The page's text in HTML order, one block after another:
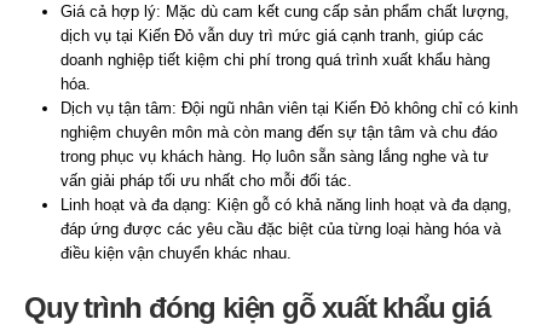
Giá cả hợp lý: Mặc dù cam kết cung cấp sản phẩm chất lượng,
dịch vụ tại Kiến Đỏ vẫn duy trì mức giá cạnh tranh, giúp các
doanh nghiệp tiết kiệm chi phí trong quá trình xuất khẩu hàng
hóa.
Dịch vụ tận tâm: Đội ngũ nhân viên tại Kiến Đỏ không chỉ có kinh
nghiệm chuyên môn mà còn mang đến sự tận tâm và chu đáo
trong phục vụ khách hàng. Họ luôn sẵn sàng lắng nghe và tư
vấn giải pháp tối ưu nhất cho mỗi đối tác.
Linh hoạt và đa dạng: Kiện gỗ có khả năng linh hoạt và đa dạng,
đáp ứng được các yêu cầu đặc biệt của từng loại hàng hóa và
điều kiện vận chuyển khác nhau.
Quy trình đóng kiện gỗ xuất khẩu giá